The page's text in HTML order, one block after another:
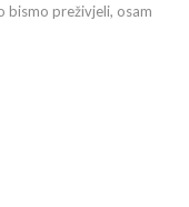
bismo preživjeli, osam